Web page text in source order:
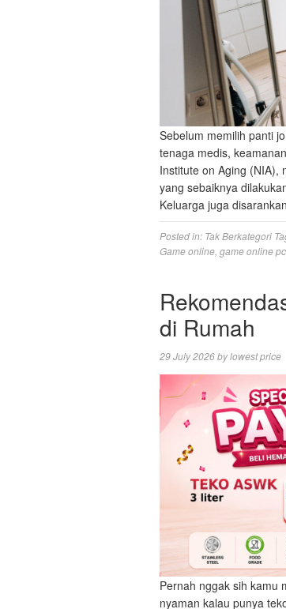
Sebelum memilih panti
tenaga medis,
Institute on Aging (NIA),
yang sebaiknya
Keluarga juga
Posted in: Tak Berkategori
Game online game online pc
di Rumah
29 July 2026bylowest price
Pernah nggak sih kamu
nyaman kalau punya